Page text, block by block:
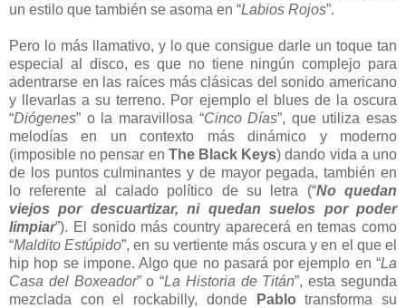
un estilo que también se asoma en “Labios Rojos”.
Pero lo más llamativo, y lo que consigue darle un toque tan
especial al disco, es que no tiene ningún complejo para
adentrarse en las raíces más clásicas del sonido americano
y llevarlas a su terreno. Por ejemplo el blues de la oscura
“Diógenes” o la maravillosa “Cinco Días”, que utiliza esas
melodías en un contexto más dinámico y moderno
(imposible no pensar en The Black Keys) dando vida a uno
de los puntos culminantes y de mayor pegada, también en
lo referente al calado político de su letra (“No quedan
viejos por descuartizar, ni quedan suelos por poder
limpiar”). El sonido más country aparecerá en temas como
“Maldito Estúpido”, en su vertiente más oscura y en el que el
hip hop se impone. Algo que no pasará por ejemplo en “La
Casa del Boxeador” o “La Historia de Titán”, esta segunda
mezclada con el rockabilly, donde
Pablo transforma su